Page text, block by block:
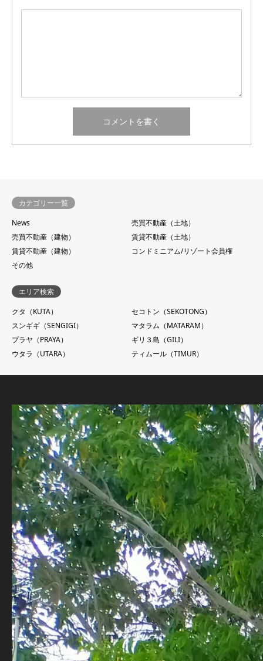
カテゴリー一覧
News
売買不動産（土地）
売買不動産（建物）
賃貸不動産（土地）
賃貸不動産（建物）
コンドミニアム/リゾート会員権
その他
エリア検索
クタ（KUTA）
セコトン（SEKOTONG）
スンギギ（SENGIGI）
マタラム（MATARAM）
プラヤ（PRAYA）
ギリ３島（GILI）
ウタラ（UTARA）
ティムール（TIMUR）